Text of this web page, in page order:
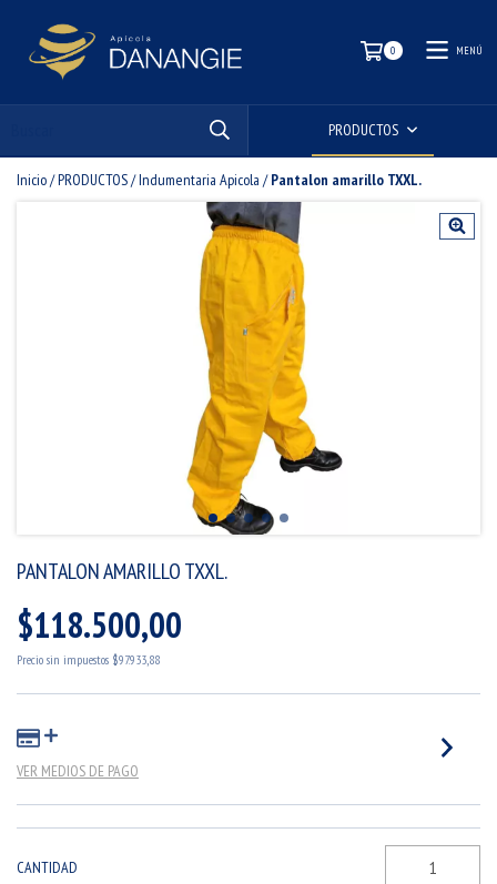
0 MENÚ
PRODUCTOS
Inicio/PRODUCTOS/Indumentaria Apicola / Pantalon amarillo TXXL.
PANTALON AMARILLO TXXL.
$118.500,00
Precio sin impuestos $97.933,88
VER MEDIOS DE PAGO
CANTIDAD